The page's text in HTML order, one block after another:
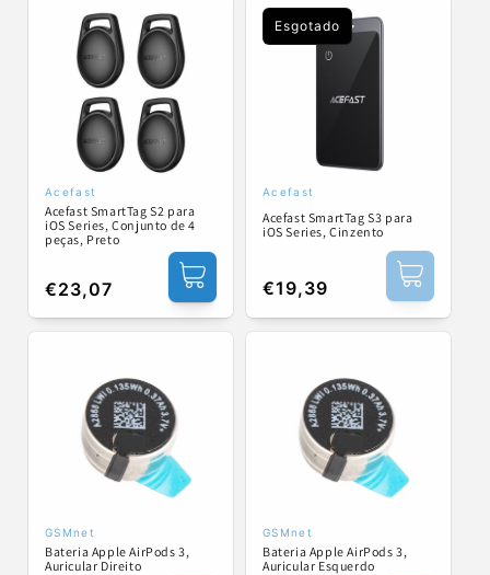
Fornecedor:
Acefast
Acefast SmartTag S2 para
iOS Series, Conjunto de 4
peças, Preto
Preço
normal
€23,07
Esgotado
Fornecedor:
Acefast
Acefast SmartTag S3 para
iOS Series, Cinzento
Preço
normal
€19,39
Fornecedor:
GSMnet
Bateria Apple AirPods 3,
Auricular Direito
Fornecedor:
GSMnet
Bateria Apple AirPods 3,
Auricular Esquerdo